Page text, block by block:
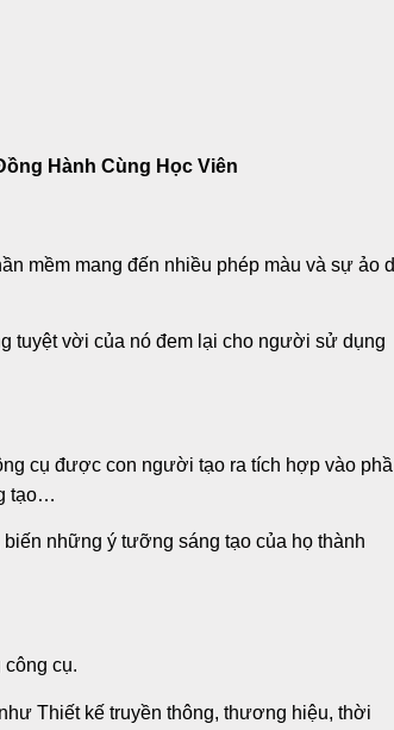
Hành Cùng Học Viên
mềm mang đến nhiều phép màu và sự ảo
tuyệt vời của nó đem lại cho người sử dụng
cụ được con người tạo ra tích hợp vào
tạo…
những ý tưỡng sáng tạo của họ thành
cụ.
Thiết kế truyền thông, thương hiệu, thời